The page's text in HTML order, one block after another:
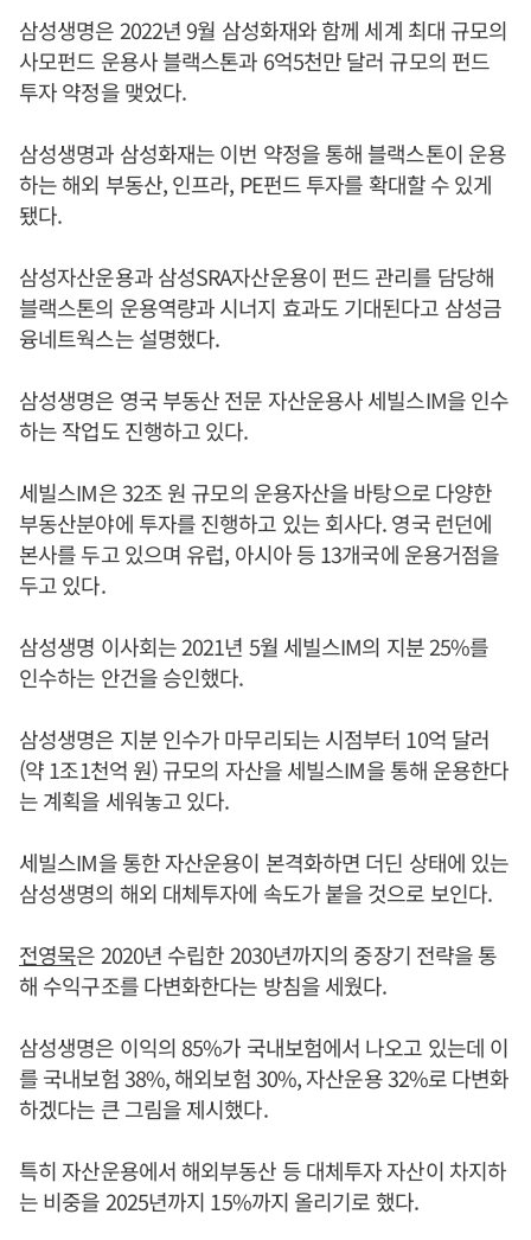
삼성생명은 2022년 9월 삼성화재와 함께 세계 최대 규모의
사모펀드 운용사 블랙스톤과 6억5천만 달러 규모의 펀드
투자 약정을 맺었다.
삼성생명과 삼성화재는 이번 약정을 통해 블랙스톤이 운용
하는 해외 부동산, 인프라, PE펀드 투자를 확대할 수 있게
됐다.
삼성자산운용과 삼성SRA자산운용이 펀드 관리를 담당해
블랙스톤의 운용역량과 시너지 효과도 기대된다고 삼성금
융네트웍스는 설명했다.
삼성생명은 영국 부동산 전문 자산운용사 세빌스IM을 인수
하는 작업도 진행하고 있다.
세빌스IM은 32조 원 규모의 운용자산을 바탕으로 다양한
부동산분야에 투자를 진행하고 있는 회사다. 영국 런던에
본사를 두고 있으며 유럽, 아시아 등 13개국에 운용거점을
두고 있다.
삼성생명 이사회는 2021년 5월 세빌스IM의 지분 25%를
인수하는 안건을 승인했다.
삼성생명은 지분 인수가 마무리되는 시점부터 10억 달러
(약 1조1천억 원) 규모의 자산을 세빌스IM을 통해 운용한다
는 계획을 세워놓고 있다.
세빌스IM을 통한 자산운용이 본격화하면 더딘 상태에 있는
삼성생명의 해외 대체투자에 속도가 붙을 것으로 보인다.
전영묵은 2020년 수립한 2030년까지의 중장기 전략을 통
해 수익구조를 다변화한다는 방침을 세웠다.
삼성생명은 이익의 85%가 국내보험에서 나오고 있는데 이
를 국내보험 38%, 해외보험 30%, 자산운용 32%로 다변화
하겠다는 큰 그림을 제시했다.
특히 자산운용에서 해외부동산 등 대체투자 자산이 차지하
는 비중을 2025년까지 15%까지 올리기로 했다.